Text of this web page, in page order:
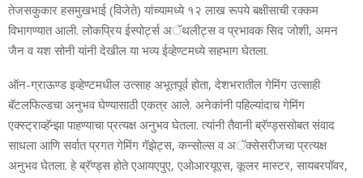
तेजसकुकार हसमुखभाई (विजेते) यांच्‍यामध्‍ये १२ लाख रूपये बक्षीसाची रक्‍कम
विभागण्‍यात आली. लोकप्रिय ईस्‍पोर्ट्स अॅथलीट्स व प्रभावक सिद जोशी, अमन
जैन व यश सोनी यांनी देखील या भव्‍य ईव्‍हेण्‍टमध्‍ये सहभाग घेतला.
ऑन-ग्राऊण्‍ड इव्‍हेण्‍टमधील उत्‍साह अभूतपूर्व होता, देशभरातील गेमिंग उत्‍साही
बॅटलफिल्‍डचा अनुभव घेण्‍यासाठी एकत्र आले. अनेकांनी पहिल्‍यांदाच गेमिंग
एक्स्ट्राव्हॅन्झा पाहण्‍याचा प्रत्‍यक्ष अनुभव घेतला. त्‍यांनी तैवानी ब्रॅण्‍ड्ससोबत संवाद
साधला आणि सर्वात प्रगत गेमिंग गॅझेट्स, कन्‍सोल्‍स व अॅक्‍सेसरीजचा प्रत्‍यक्ष
अनुभव घेतला. हे ब्रॅण्‍ड्स होते एआयएपुए, एओआरयूएस, कूलर मास्‍टर, सायबरपॉवर,